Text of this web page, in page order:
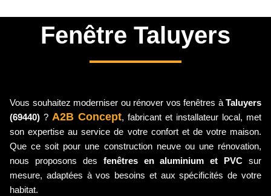
Fenêtre Taluyers
Vous souhaitez moderniser ou rénover vos fenêtres à Taluyers
(69440) ? A2B Concept, fabricant et installateur local, met
son expertise au service de votre confort et de votre maison.
Que ce soit pour une construction neuve ou une rénovation,
nous proposons des fenêtres en aluminium et PVC sur
mesure, adaptées à vos besoins et aux spécificités de votre
habitat.